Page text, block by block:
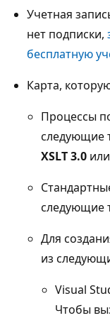
Учетная
нет подписки,
бесплатную
Карта,
Процессы
следующие
XSLT 3.0 или
следующие
Для
из
Visual
Чтобы